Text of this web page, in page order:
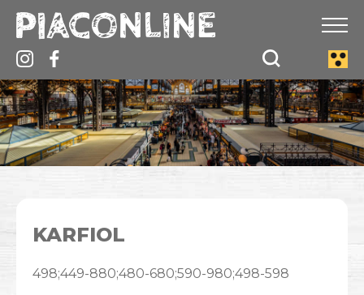
KARFIOL
498;449-880;480-680;590-980;498-598